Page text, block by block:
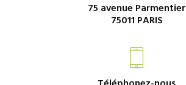
75 avenue Parmentier
75011 PARIS